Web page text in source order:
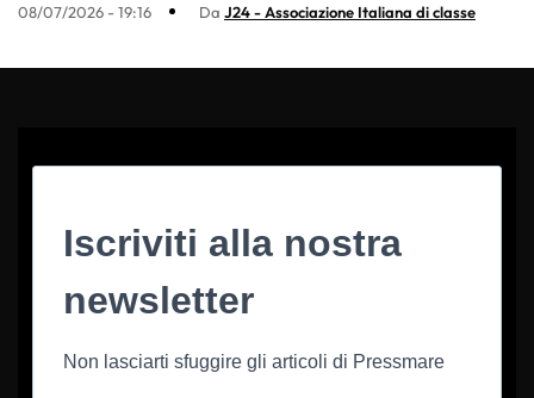
08/07/2026 - 19:16 Da J24 - Associazione Italiana di classe
Iscriviti alla nostra
newsletter
Non lasciarti sfuggire gli articoli di Pressmare